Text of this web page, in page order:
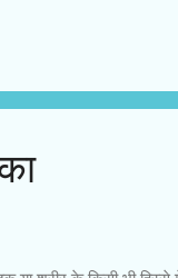
प्रशंसक दर्शकों के रूप में
को जगह दी जाने लगी...